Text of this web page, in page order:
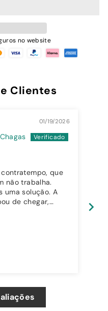
no website
Clientes
01/19/2026
que
não trabalha.
uma solução. A
de chegar,